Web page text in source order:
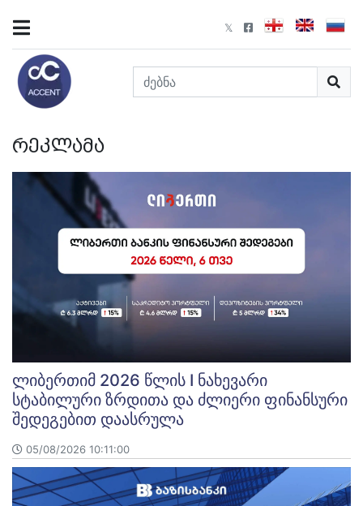
რეკლამა
ლიბერთიმ 2026 წლის I ნახევარი
სტაბილური ზრდითა და ძლიერი ფინანსური
შედეგებით დაასრულა
05/08/2026 10:11:00